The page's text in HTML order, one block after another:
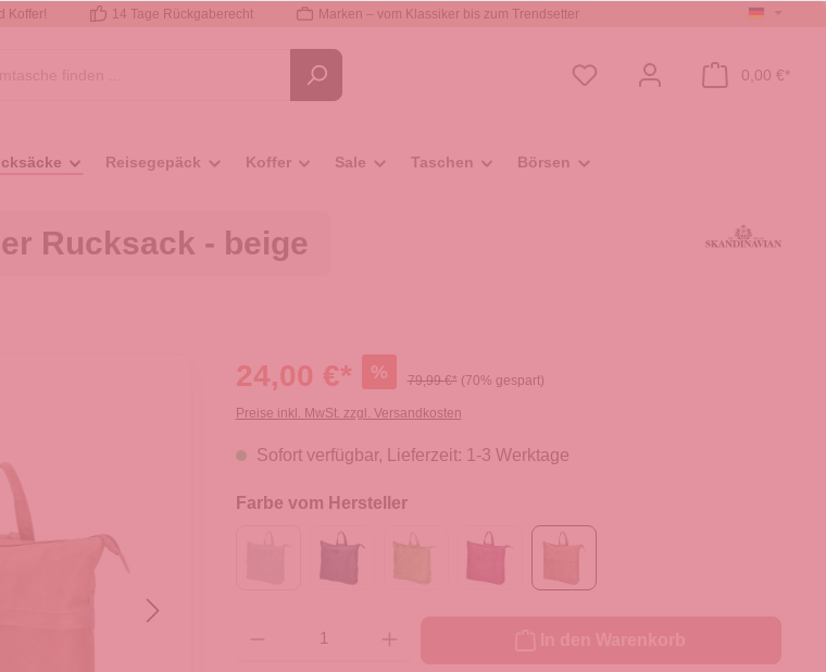
Koffer! 14 Tage Rückgaberecht Marken – vom Klassiker bis zum Trendsetter
0,00 €*
Reisegepäck Koffer Sale Taschen Börsen
Rucksack - beige
24,00 €* % 79,99 €* (70% gespart)
Preise inkl. MwSt. zzgl. Versandkosten
Sofort verfügbar, Lieferzeit: 1-3 Werktage
Farbe vom Hersteller